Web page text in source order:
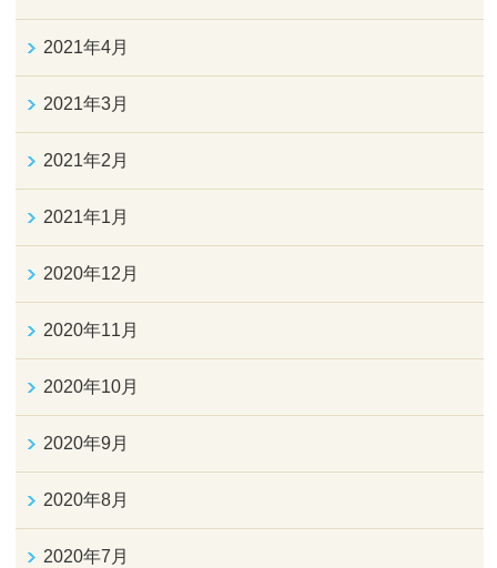
2021年4月
2021年3月
2021年2月
2021年1月
2020年12月
2020年11月
2020年10月
2020年9月
2020年8月
2020年7月